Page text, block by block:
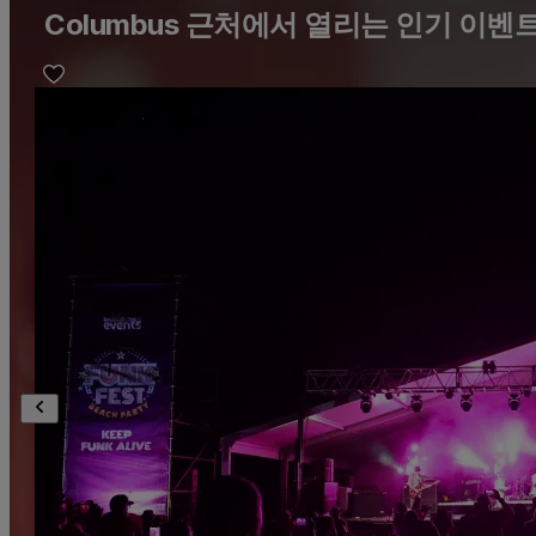
Columbus 근처에서 열리는 인기 이벤